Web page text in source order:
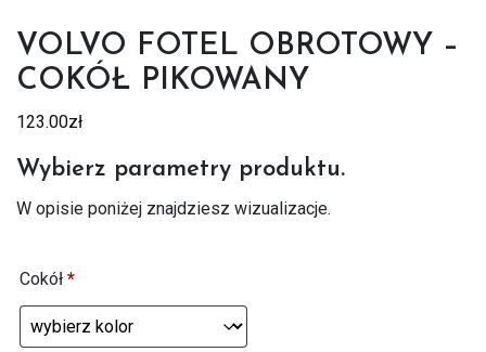
VOLVO FOTEL OBROTOWY –
COKÓŁ PIKOWANY
123.00zł
Wybierz parametry produktu.
W opisie poniżej znajdziesz wizualizacje.
Cokół *